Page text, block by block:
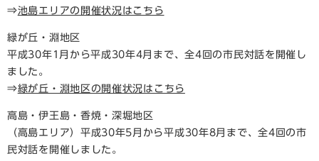
⇒池島エリアの開催状況はこちら
緑が丘・淵地区
平成30年1月から平成30年4月まで、全4回の市民対話を開催し
ました。
⇒緑が丘・淵地区の開催状況はこちら
高島・伊王島・香焼・深堀地区
（高島エリア）平成30年5月から平成30年8月まで、全4回の市
民対話を開催しました。